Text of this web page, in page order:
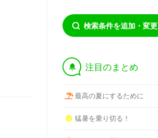
検索条件を追加・変更
† 注目のまとめ
最高の夏にするために
猛暑を乗り切る！